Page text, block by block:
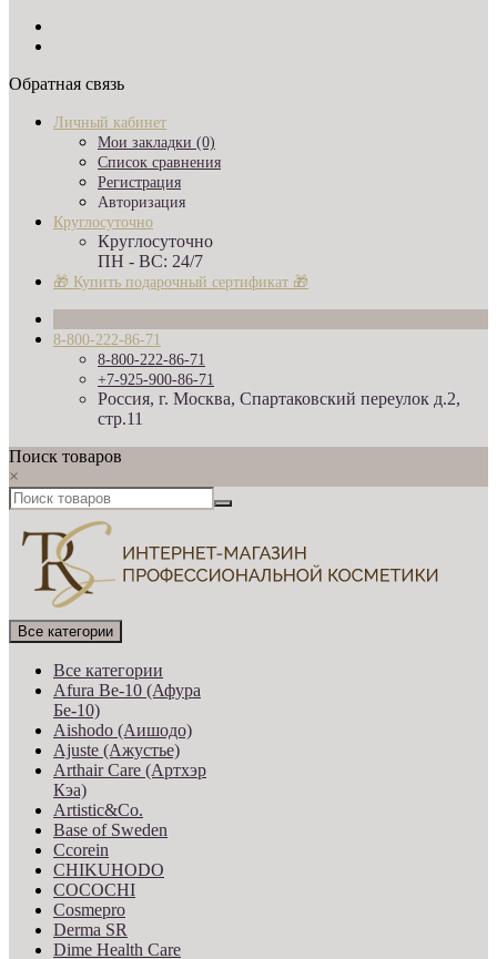
Обратная связь
Личный кабинет
Мои закладки (0)
Список сравнения
Регистрация
Авторизация
Круглосуточно
Круглосуточно
ПН - ВС: 24/7
🎁 Купить подарочный сертификат 🎁
8-800-222-86-71
8-800-222-86-71
+7-925-900-86-71
Россия, г. Москва, Спартаковский переулок д.2,
стр.11
Поиск товаров
×
Все категории
Все категории
Afura Be-10 (Афура
Бе-10)
Aishodo (Аишодо)
Ajuste (Ажустье)
Arthair Care (Артхэр
Кэа)
Artistic&Co.
Base of Sweden
Ccorein
CHIKUHODO
COCOCHI
Cosmepro
Derma SR
Dime Health Care